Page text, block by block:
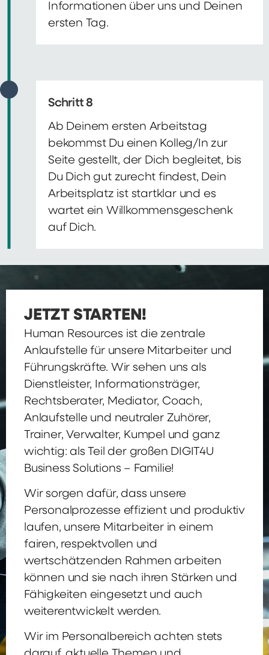
Informationen über uns und Deinen
ersten Tag.
Schritt 8
Ab Deinem ersten Arbeitstag
bekommst Du einen Kolleg/In zur
Seite gestellt, der Dich begleitet, bis
Du Dich gut zurecht findest, Dein
Arbeitsplatz ist startklar und es
wartet ein Willkommensgeschenk
auf Dich.
JETZT STARTEN!
Human Resources ist die zentrale
Anlaufstelle für unsere Mitarbeiter und
Führungskräfte. Wir sehen uns als
Dienstleister, Informationsträger,
Rechtsberater, Mediator, Coach,
Anlaufstelle und neutraler Zuhörer,
Trainer, Verwalter, Kumpel und ganz
wichtig: als Teil der großen DIGIT4U
Business Solutions – Familie!
Wir sorgen dafür, dass unsere
Personalprozesse effizient und produktiv
laufen, unsere Mitarbeiter in einem
fairen, respektvollen und
wertschätzenden Rahmen arbeiten
können und sie nach ihren Stärken und
Fähigkeiten eingesetzt und auch
weiterentwickelt werden.
Wir im Personalbereich achten stets